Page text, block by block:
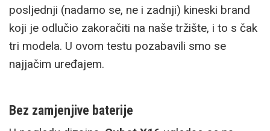
posljednji (nadamo se, ne i zadnji) kineski brand
koji je odlučio zakoračiti na naše tržište, i to s čak
tri modela. U ovom testu pozabavili smo se
najjačim uređajem.
Bez zamjenjive baterije